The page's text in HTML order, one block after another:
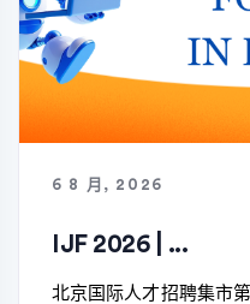
6 8 月, 2026
IJF 2026 | ...
北京国际人才招聘集市